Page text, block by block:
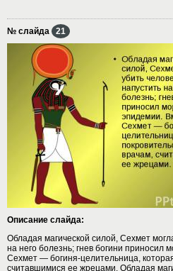
№ слайда 21
Описание слайда:
Обладая магической силой, Сехмет
на него болезнь; гнев богини приносил
Сехмет — богиня-целительница,
считавшимися ее жрецами. Обладая